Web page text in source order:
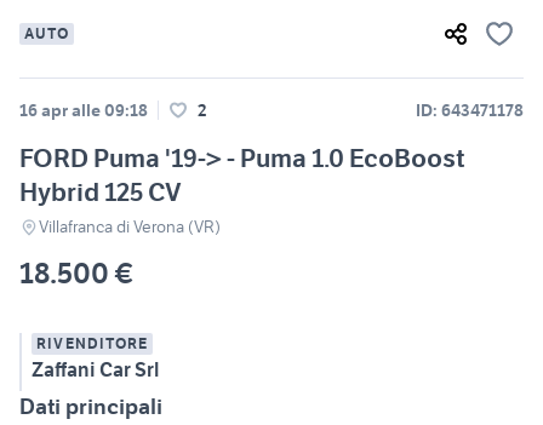
AUTO
16 apr alle 09:18 2 ID: 643471178
FORD Puma '19-> - Puma 1.0 EcoBoost
Hybrid 125 CV
Villafranca di Verona (VR)
18.500 €
RIVENDITORE
Zaffani Car Srl
Dati principali